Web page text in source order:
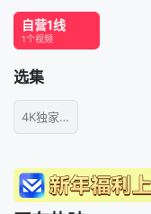
自营1线
1个视频
选集
4K独家首发